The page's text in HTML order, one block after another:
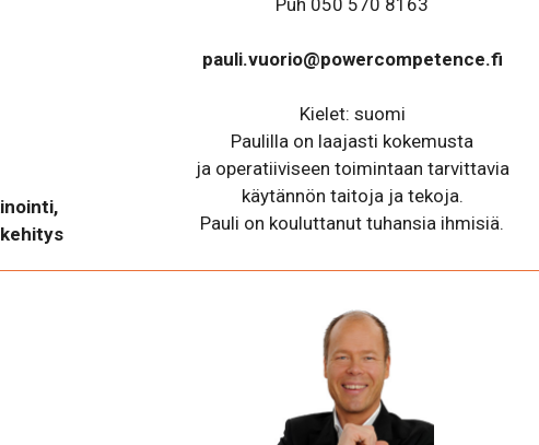
Puh 050 570 8163
pauli.vuorio@powercompetence.fi
Kielet: suomi
Paulilla on laajasti kokemusta
ja operatiiviseen toimintaan tarvittavia
käytännön taitoja ja tekoja.
Pauli on kouluttanut tuhansia ihmisiä.